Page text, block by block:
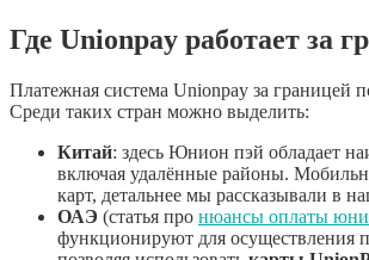
Где Unionpay работает за
Платежная система Unionpay за границей
Среди таких стран можно выделить:
Китай: здесь Юнион пэй обладает
включая удалённые районы.
карт, детальнее мы рассказывали в
ОАЭ (статья про нюансы оплаты
функционируют для осуществления